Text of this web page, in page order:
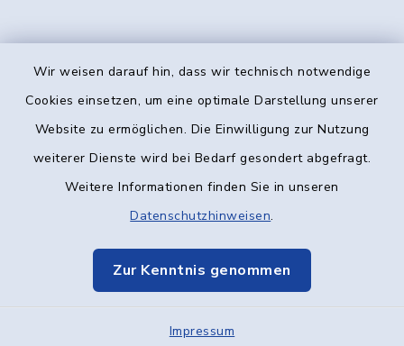
Wir weisen darauf hin, dass wir technisch notwendige
Cookies einsetzen, um eine optimale Darstellung unserer
Website zu ermöglichen. Die Einwilligung zur Nutzung
weiterer Dienste wird bei Bedarf gesondert abgefragt.
Weitere Informationen finden Sie in unseren
Datenschutzhinweisen.
Zur Kenntnis genommen
Impressum
Kontakt
Datenschutz
Elektronische Kommunikation
Sitemap